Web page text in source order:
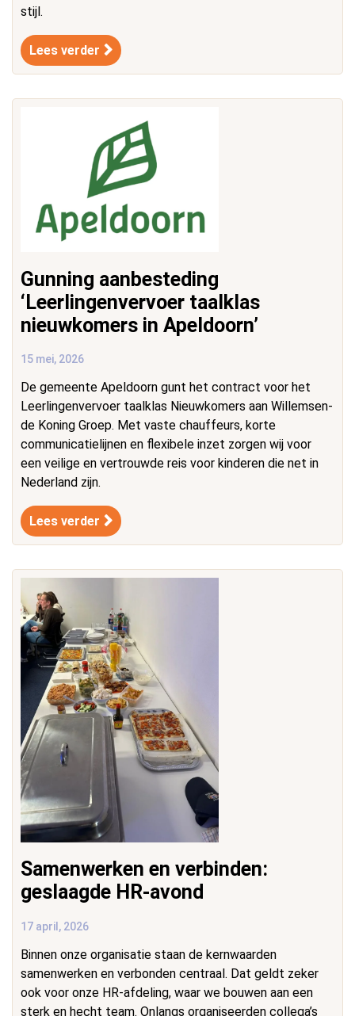
stijl.
Lees verder
Gunning aanbesteding
‘Leerlingenvervoer taalklas
nieuwkomers in Apeldoorn’
15 mei, 2026
De gemeente Apeldoorn gunt het contract voor het
Leerlingenvervoer taalklas Nieuwkomers aan Willemsen-
de Koning Groep. Met vaste chauffeurs, korte
communicatielijnen en flexibele inzet zorgen wij voor
een veilige en vertrouwde reis voor kinderen die net in
Nederland zijn.
Lees verder
Samenwerken en verbinden:
geslaagde HR-avond
17 april, 2026
Binnen onze organisatie staan de kernwaarden
samenwerken en verbonden centraal. Dat geldt zeker
ook voor onze HR-afdeling, waar we bouwen aan een
sterk en hecht team. Onlangs organiseerden collega’s